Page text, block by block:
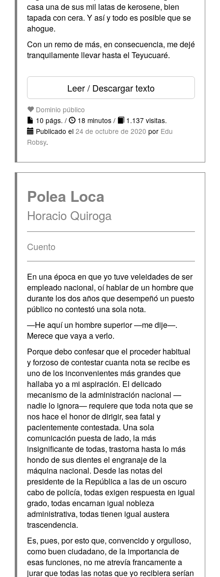
casa una de sus mil latas de kerosene, bien
tapada con cera. Y así y todo es posible que se
ahogue.
Con un remo de más, en consecuencia, me dejé
tranquilamente llevar hasta el Teyucuaré.
Leer / Descargar texto
Dominio público
10 págs. /
18 minutos /
1.137 visitas.
Publicado el 24 de octubre de 2020 por Edu
Robsy.
Polea Loca
Horacio Quiroga
Cuento
En una época en que yo tuve veleidades de ser
empleado nacional, oí hablar de un hombre que
durante los dos años que desempeñó un puesto
público no contestó una sola nota.
—He aquí un hombre superior —me dije—.
Merece que vaya a verlo.
Porque debo confesar que el proceder habitual
y forzoso de contestar cuanta nota se recibe es
uno de los inconvenientes más grandes que
hallaba yo a mi aspiración. El delicado
mecanismo de la administración nacional —
nadie lo ignora— requiere que toda nota que se
nos hace el honor de dirigir, sea fatal y
pacientemente contestada. Una sola
comunicación puesta de lado, la más
insignificante de todas, trastorna hasta lo más
hondo de sus dientes el engranaje de la
máquina nacional. Desde las notas del
presidente de la República a las de un oscuro
cabo de policía, todas exigen respuesta en igual
grado, todas encarnan igual nobleza
administrativa, todas tienen igual austera
trascendencia.
Es, pues, por esto que, convencido y orgulloso,
como buen ciudadano, de la importancia de
esas funciones, no me atrevía francamente a
jurar que todas las notas que yo recibiera serían